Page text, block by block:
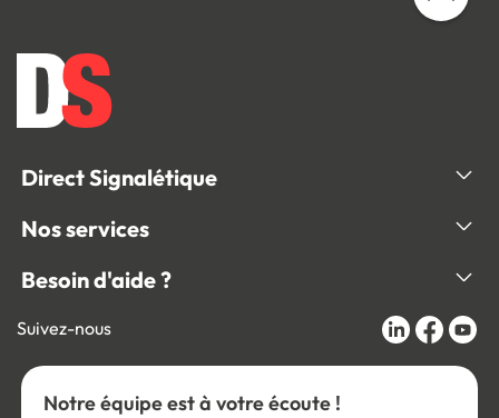
Direct Signalétique
Nos services
Besoin d'aide ?
Suivez-nous
Notre équipe est à votre écoute !